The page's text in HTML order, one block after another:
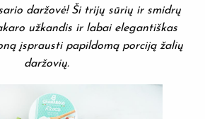
daržovė! Ši trijų sūrių ir smidrų
užkandis ir labai elegantiškas
įsprausti papildomą porciją žalių
daržovių.